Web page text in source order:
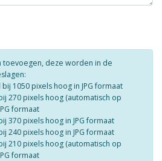
toevoegen, deze worden in de
1050 pixels hoog in JPG formaat
270 pixels hoog (automatisch op
formaat
370 pixels hoog in JPG formaat
240 pixels hoog in JPG formaat
210 pixels hoog (automatisch op
formaat